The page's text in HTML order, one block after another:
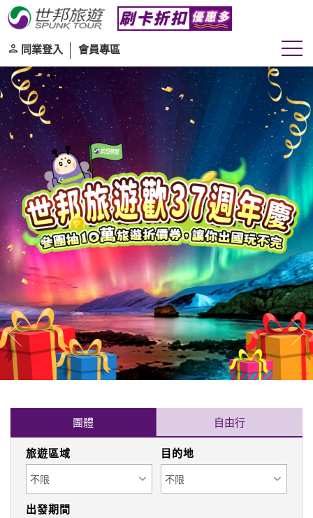
同業登入 會員專區
往前 往
團體 自由行
旅遊區域 目的地
出發期間